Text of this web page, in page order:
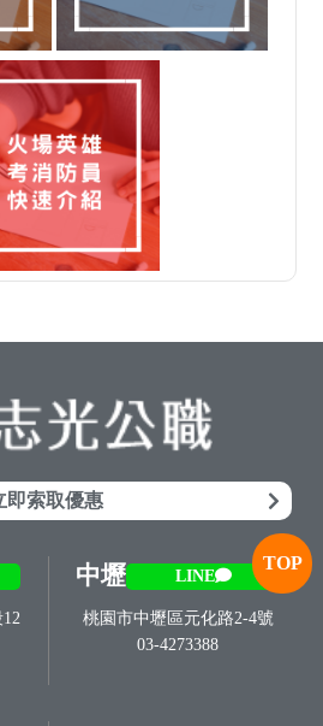
即索取優惠
中壢 LINE
桃園市中壢區元化路2-4號
03-4273388
TOP